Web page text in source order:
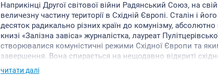
Наприкінці Другої світової війни Радянський Союз, на
величезну частину території в Східній Європі. Сталін і
десяток радикально різних країн до комунізму,
книзі «Залізна завіса» журналістка, лауреат
створювалися комуністичні режими Східної Європи та
завершення. Вона спирається на нещодавно відкриті
перекладені особисті історії, щоб зобразити в нищівних
мільйони людей, які намагаються пристосуватися до
читати далі